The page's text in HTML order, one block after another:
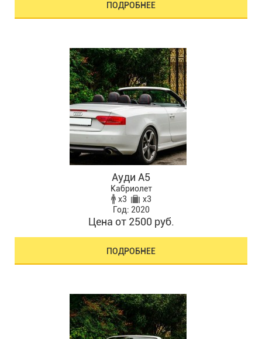
ПОДРОБНЕЕ
Ауди А5
Кабриолет
x3
x3
Год: 2020
Цена от 2500 руб.
ПОДРОБНЕЕ